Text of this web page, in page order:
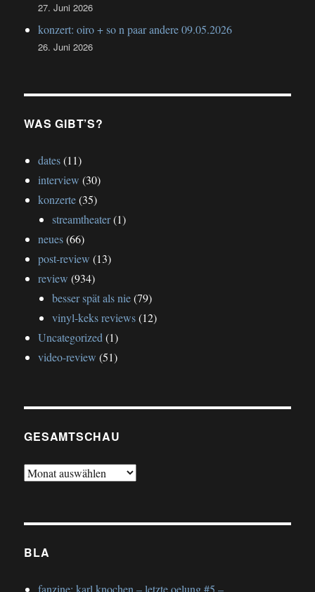
27. Juni 2026
konzert: oiro + so n paar andere 09.05.2026
26. Juni 2026
WAS GIBT’S?
dates(11)
interview (30)
konzerte(35)
streamtheater(1)
neues(66)
post-review (13)
review (934)
besser spät als nie(79)
vinyl-keks reviews(12)
Uncategorized(1)
video-review (51)
GESAMTSCHAU
gesamtschau
BLA
fanzine: karl knochen – letzte oelung #5 –